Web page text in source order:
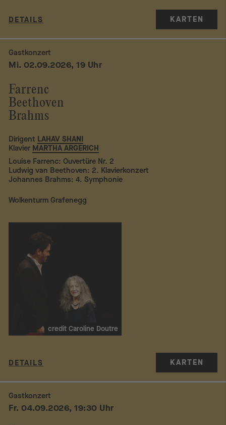
DETAILS KARTEN
Farrenc
Beethoven
Brahms
Gastkonzert
Mi. 02.09.2026, 19 Uhr
Dirigent LAHAV SHANI
Klavier MARTHA ARGERICH
Louise Farrenc: Ouvertüre Nr. 2
Ludwig van Beethoven: 2. Klavierkonzert
Johannes Brahms: 4. Symphonie
Wolkenturm Grafenegg
credit Caroline Doutre
DETAILS KARTEN
Gastkonzert
Fr. 04.09.2026, 19:30 Uhr